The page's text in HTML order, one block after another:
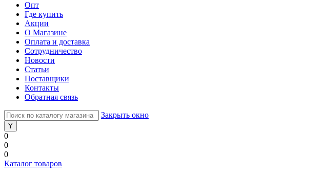
Опт
Где купить
Акции
О Магазине
Оплата и доставка
Сотрудничество
Новости
Статьи
Поставщики
Контакты
Обратная связь
Закрыть окно
0
0
0
Каталог товаров